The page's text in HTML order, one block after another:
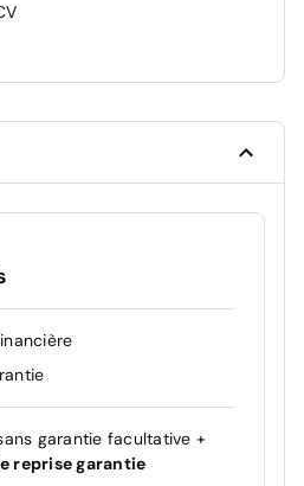
garantie facultative +
reprise garantie